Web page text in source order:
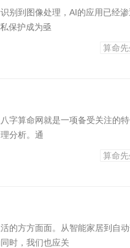
别到图像处理，AI的应用已经渗
保护成为亟
算命先
字算命网就是一项备受关注的
分析。通
算命先
的方方面面。从智能家居到自
时，我们也应关